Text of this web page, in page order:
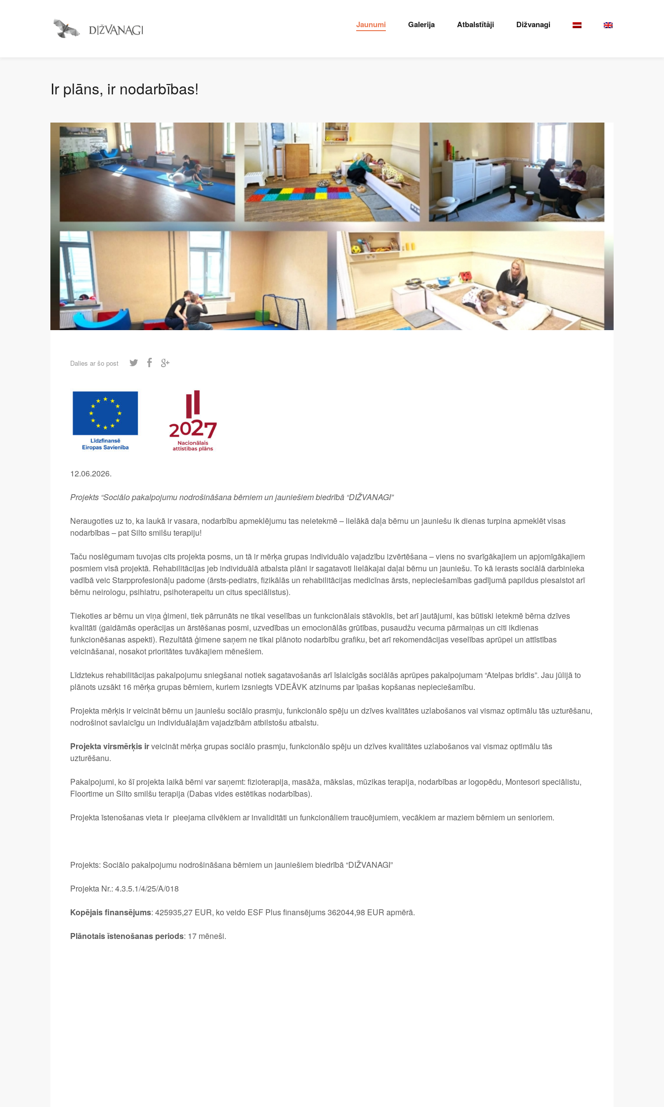
Jaunumi Galerija Atbalstītāji Dižvanagi
Ir plāns, ir nodarbības!
Dalies ar šo post
12.06.2026.
Projekts “Sociālo pakalpojumu nodrošināšana bērniem un jauniešiem biedrībā “DIŽVANAGI”
Neraugoties uz to, ka laukā ir vasara, nodarbību apmeklējumu tas neietekmē – lielākā daļa bērnu un jauniešu ik dienas turpina apmeklēt visas
nodarbības – pat Silto smilšu terapiju!
Taču noslēgumam tuvojas cits projekta posms, un tā ir mērķa grupas individuālo vajadzību izvērtēšana – viens no svarīgākajiem un apjomīgākajiem
posmiem visā projektā. Rehabilitācijas jeb individuālā atbalsta plāni ir sagatavoti lielākajai daļai bērnu un jauniešu. To kā ierasts sociālā darbinieka
vadībā veic Starpprofesionāļu padome (ārsts-pediatrs, fizikālās un rehabilitācijas medicīnas ārsts, nepieciešamības gadījumā papildus piesaistot arī
bērnu neirologu, psihiatru, psihoterapeitu un citus speciālistus).
Tiekoties ar bērnu un viņa ģimeni, tiek pārrunāts ne tikai veselības un funkcionālais stāvoklis, bet arī jautājumi, kas būtiski ietekmē bērna dzīves
kvalitāti (gaidāmās operācijas un ārstēšanas posmi, uzvedības un emocionālās grūtības, pusaudžu vecuma pārmaiņas un citi ikdienas
funkcionēšanas aspekti). Rezultātā ģimene saņem ne tikai plānoto nodarbību grafiku, bet arī rekomendācijas veselības aprūpei un attīstības
veicināšanai, nosakot prioritātes tuvākajiem mēnešiem.
Līdztekus rehabilitācijas pakalpojumu sniegšanai notiek sagatavošanās arī īslaicīgās sociālās aprūpes pakalpojumam “Atelpas brīdis”. Jau jūlijā to
plānots uzsākt 16 mērķa grupas bērniem, kuriem izsniegts VDEĀVK atzinums par īpašas kopšanas nepieciešamību.
Projekta mērķis ir veicināt bērnu un jauniešu sociālo prasmju, funkcionālo spēju un dzīves kvalitātes uzlabošanos vai vismaz optimālu tās uzturēšanu,
nodrošinot savlaicīgu un individuālajām vajadzībām atbilstošu atbalstu.
Projekta virsmērķis irveicināt mērķa grupas sociālo prasmju, funkcionālo spēju un dzīves kvalitātes uzlabošanos vai vismaz optimālu tās
uzturēšanu.
Pakalpojumi, ko šī projekta laikā bērni var saņemt: fizioterapija, masāža, mākslas, mūzikas terapija, nodarbības ar logopēdu, Montesori speciālistu,
Floortime un Silto smilšu terapija (Dabas vides estētikas nodarbības).
Projekta īstenošanas vieta ir pieejama cilvēkiem ar invaliditāti un funkcionāliem traucējumiem, vecākiem ar maziem bērniem un senioriem.
Projekts: Sociālo pakalpojumu nodrošināšana bērniem un jauniešiem biedrībā “DIŽVANAGI”
Projekta Nr.: 4.3.5.1/4/25/A/018
Kopējais finansējums: 425935,27 EUR, ko veido ESF Plus finansējums 362044,98 EUR apmērā.
Plānotais īstenošanas periods: 17 mēneši.